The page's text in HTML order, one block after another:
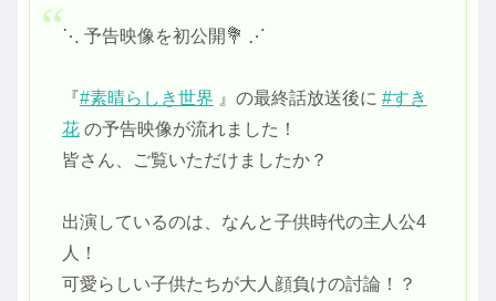
⋱ 予告映像を初公開💐 ⋰
『#素晴らしき世界 』の最終話放送後に #すき
花の予告映像が流れました！
皆さん、ご覧いただけましたか？
出演しているのは、なんと子供時代の主人公4
人！
可愛らしい子供たちが大人顔負けの討論！？